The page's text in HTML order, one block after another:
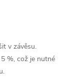
v závěsu.
%, což je nutné